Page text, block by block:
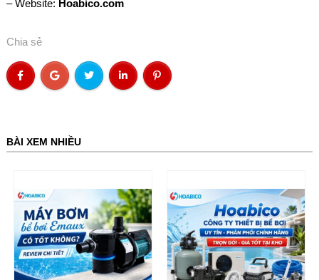
– Website: Hoabico.com
Chia sẻ
BÀI XEM NHIỀU